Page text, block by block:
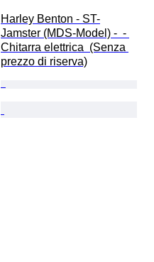
Harley Benton - ST-
Jamster (MDS-Model) -  -
Chitarra elettrica  (Senza
prezzo di riserva)